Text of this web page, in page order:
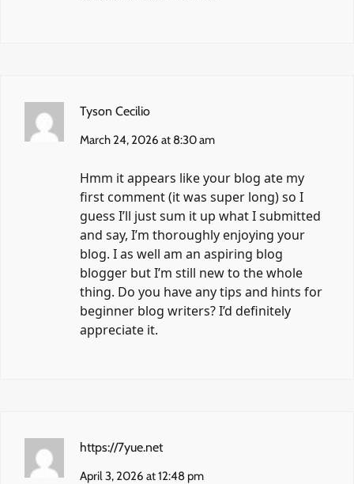
Tyson Cecilio
March 24, 2026 at 8:30 am
Hmm it appears like your blog ate my
first comment (it was super long) so I
guess I’ll just sum it up what I submitted
and say, I’m thoroughly enjoying your
blog. I as well am an aspiring blog
blogger but I’m still new to the whole
thing. Do you have any tips and hints for
beginner blog writers? I’d definitely
appreciate it.
https://7yue.net
April 3, 2026 at 12:48 pm